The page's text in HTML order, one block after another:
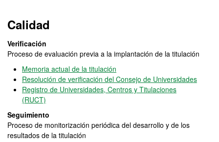
Calidad
Verificación
Proceso de evaluación previa a la implantación de la titulación
Memoria actual de la titulación
Resolución de verificación del Consejo de Universidades
Registro de Universidades, Centros y Titulaciones
(RUCT)
Seguimiento
Proceso de monitorización periódica del desarrollo y de los
resultados de la titulación